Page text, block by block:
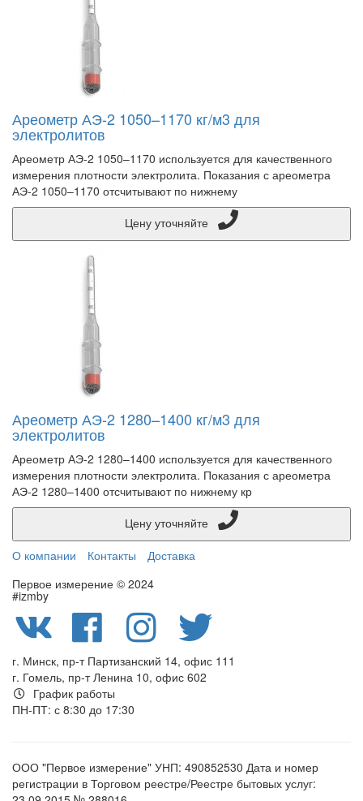
Ареометр АЭ-2 1050–1170 кг/м3 для
электролитов
Ареометр АЭ-2 1050–1170 используется для качественного
измерения плотности электролита. Показания с ареометра
АЭ-2 1050–1170 отсчитывают по нижнему
Ареометр АЭ-2 1280–1400 кг/м3 для
электролитов
Ареометр АЭ-2 1280–1400 используется для качественного
измерения плотности электролита. Показания с ареометра
АЭ-2 1280–1400 отсчитывают по нижнему кр
О компании
Контакты
Доставка
Первое измерение © 2024
#izmby
г. Минск, пр-т Партизанский 14, офис 111
г. Гомель, пр-т Ленина 10, офис 602
График работы
ПН-ПТ: с 8:30 до 17:30
ООО "Первое измерение" УНП: 490852530 Дата и номер
регистрации в Торговом реестре/Реестре бытовых услуг: